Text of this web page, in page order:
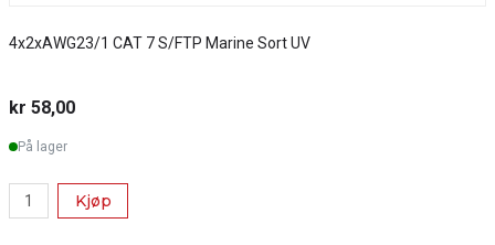
4x2xAWG23/1 CAT 7 S/FTP Marine Sort UV
kr 58,00
På lager
Kjøp